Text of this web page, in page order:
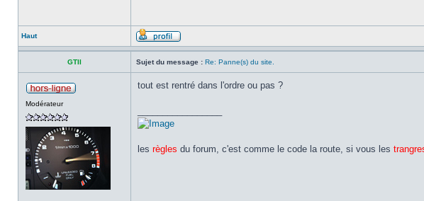
Haut
GTII Sujet du message : Re: Panne(s) du site.
Modérateur
tout est rentré dans l'ordre ou pas ?
les règles du forum, c'est comme le code la route, si vous les